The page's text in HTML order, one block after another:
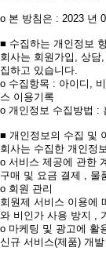
ο 본 방침은 : 2023 년
■ 수집하는 개인정보
회사는 회원가입, 상담
집하고 있습니다.
ο 수집항목 : 아이디,
스 이용기록
ο 개인정보 수집방법 :
■ 개인정보의 수집 및
회사는 수집한 개인정
ο 서비스 제공에 관한
구매 및 요금 결제 , 물
ο 회원 관리
회원제 서비스 이용에
와 비인가 사용 방지 ,
ο 마케팅 및 광고에 활
신규 서비스(제품) 개